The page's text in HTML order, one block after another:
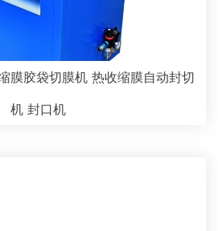
膜胶袋切膜机 热收缩膜自动封切
机 封口机